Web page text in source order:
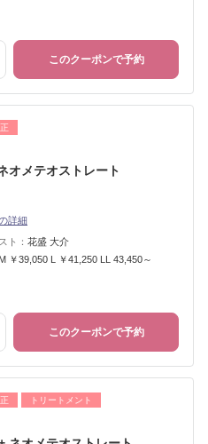
このクーポンで予約
オメテオストレート
詳細
ト： 花盛 大介
M ￥39,050 L ￥41,250 LL 43,450～
このクーポンで予約
トリートメント